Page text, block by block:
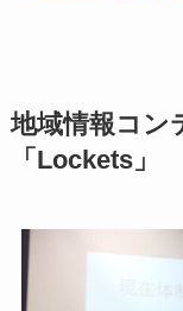
地域情報コン
「Lockets」